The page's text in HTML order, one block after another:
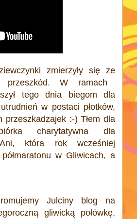
zmierzyły się ze
przeszkód. W ramach
tego dnia biegom dla
w postaci płotków,
przeszkadzajek :-) Tłem dla
charytatywna dla
Ani, która rok wcześniej
w Gliwicach, a
Julciny blog na
gliwicką połówkę,